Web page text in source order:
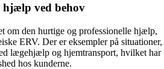
hjælp ved behov
om den hurtige og professionelle hjælp,
ERV. Der er eksempler på situationer,
lægehjælp og hjemtransport, hvilket har
hos kunderne.